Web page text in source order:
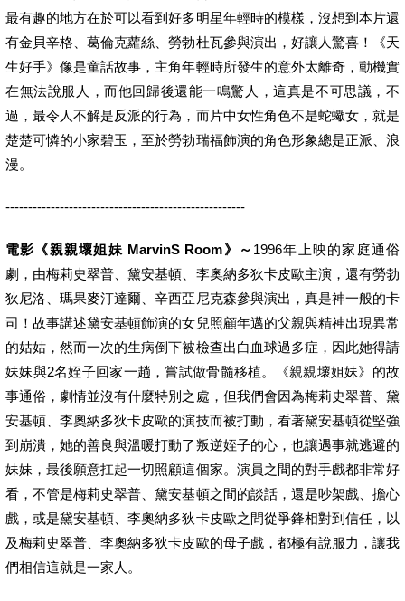
最有趣的地方在於可以看到好多明星年輕時的模樣，沒想到本片還
有金貝辛格、葛倫克蘿絲、勞勃杜瓦參與演出，好讓人驚喜！《天
生好手》像是童話故事，主角年輕時所發生的意外太離奇，動機實
在無法說服人，而他回歸後還能一鳴驚人，這真是不可思議，不
過，最令人不解是反派的行為，而片中女性角色不是蛇蠍女，就是
楚楚可憐的小家碧玉，至於勞勃瑞福飾演的角色形象總是正派、浪
漫。
-----------------------------------------------------
電影《親親壞姐妹 MarvinS Room》～ 1996年上映的家庭通俗
劇，由梅莉史翠普、黛安基頓、李奧納多狄卡皮歐主演，還有勞勃
狄尼洛、瑪果麥汀達爾、辛西亞尼克森參與演出，真是神一般的卡
司！故事講述黛安基頓飾演的女兒照顧年邁的父親與精神出現異常
的姑姑，然而一次的生病倒下被檢查出白血球過多症，因此她得請
妹妹與2名姪子回家一趟，嘗試做骨髓移植。《親親壞姐妹》的故
事通俗，劇情並沒有什麼特別之處，但我們會因為梅莉史翠普、黛
安基頓、李奧納多狄卡皮歐的演技而被打動，看著黛安基頓從堅強
到崩潰，她的善良與溫暖打動了叛逆姪子的心，也讓遇事就逃避的
妹妹，最後願意扛起一切照顧這個家。演員之間的對手戲都非常好
看，不管是梅莉史翠普、黛安基頓之間的談話，還是吵架戲、擔心
戲，或是黛安基頓、李奧納多狄卡皮歐之間從爭鋒相對到信任，以
及梅莉史翠普、李奧納多狄卡皮歐的母子戲，都極有說服力，讓我
們相信這就是一家人。